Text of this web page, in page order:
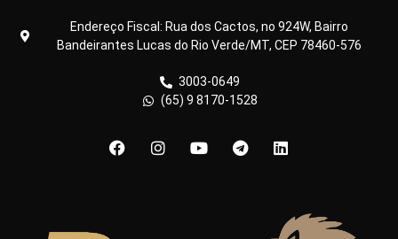
Endereço Fiscal: Rua dos Cactos, no 924W, Bairro
Bandeirantes Lucas do Rio Verde/MT, CEP 78460-576
3003-0649
(65) 9 8170-1528